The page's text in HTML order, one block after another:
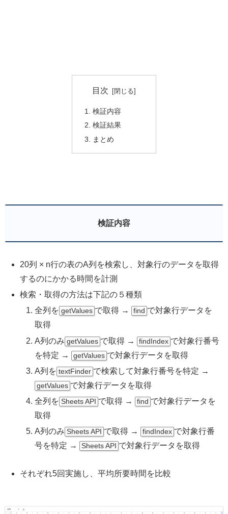
目次
検証内容
検証結果
まとめ
検証内容
20列 × n行の表のA列を検索し、対象行のデータを取得
するのにかかる時間を計測
検索・取得の方法は下記の５種類
全列を getValues で取得 → find で対象行データを
取得
A列のみ getValues で取得 → findIndex で対象行番号
を特定 →
getValues で対象行データを取得
A列を textFinder で検索して対象行番号を特定 →
getValues で対象行データを取得
全列を Sheets API で取得 → find で対象行データを
取得
A列のみ Sheets API で取得 → findIndex で対象行番
号を特定 →
Sheets API で対象行データを取得
それぞれ5回実施し、平均所要時間を比較